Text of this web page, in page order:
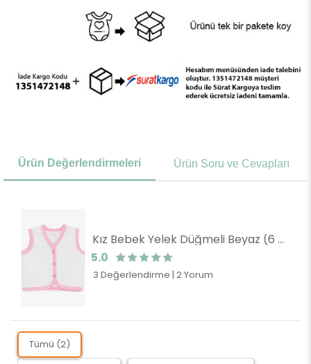
Ürün Değerlendirmeleri Ürün Soru ve Cevapları
Kız Bebek Yelek Düğmeli Beyaz (6 Ay)
5.0
3 Değerlendirme | 2 Yorum
Tümü (2)